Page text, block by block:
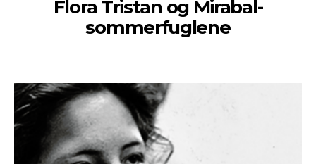
Flora Tristan og Mirabal-
sommerfuglene